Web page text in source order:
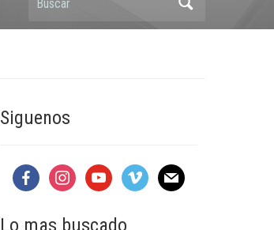
Siguenos
facebookinstagramyoutubevimeo mail
Lo mas buscado